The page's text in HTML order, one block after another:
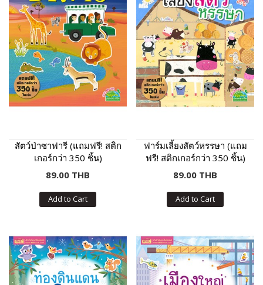
สัตว์ป่าซาฟารี (แถมฟรี! สติก
เกอร์กว่า 350 ชิ้น)
89.00 THB
Add to Cart
ฟาร์มเลี้ยงสัตว์หรรษา (แถม
ฟรี! สติกเกอร์กว่า 350 ชิ้น)
89.00 THB
Add to Cart